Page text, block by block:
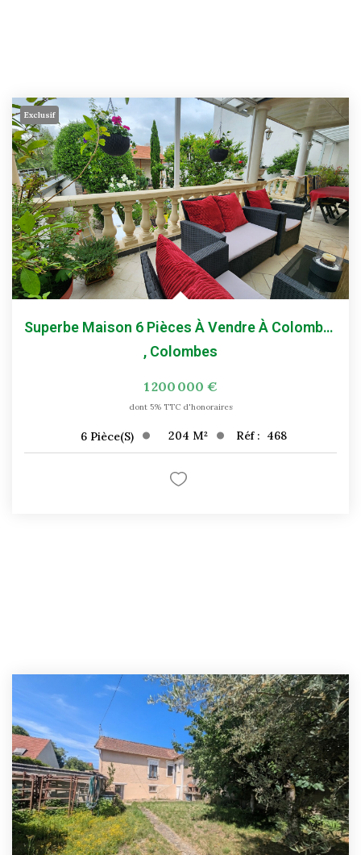
Exclusif
Superbe Maison 6 Pièces À Vendre À Colombes - 211 M²...
, Colombes
1 200 000 €
dont 5% TTC d'honoraires
6 Pièce(s) 204 M² Réf : 468